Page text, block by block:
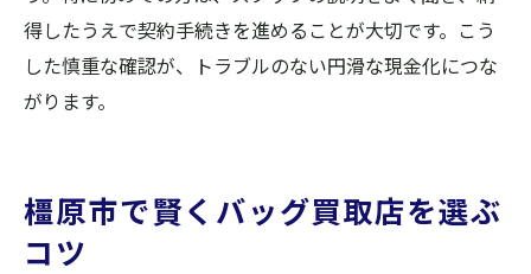
得したうえで契約手続きを進めることが大切です。こう
した慎重な確認が、トラブルのない円滑な現金化につな
がります。
橿原市で賢くバッグ買取店を選ぶ
コツ